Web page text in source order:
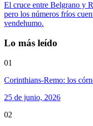
El cruce entre Belgrano y
pero los números fríos
vendehumo.
Lo más leído
01
Corinthians-Remo: los
25 de junio, 2026
02